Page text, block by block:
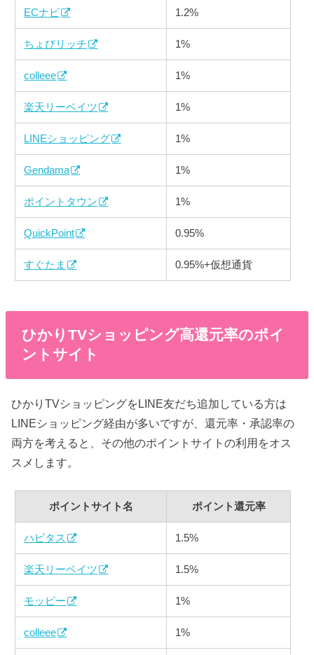
ECナビ 1.2%
ちょびリッチ 1%
colleee 1%
楽天リーベイツ 1%
LINEショッピング 1%
Gendama 1%
ポイントタウン 1%
QuickPoint 0.95%
すぐたま 0.95%+仮想通貨
ひかりTVショッピング高還元率のポイ
ントサイト
ひかりTVショッピングをLINE友だち追加している方は
LINEショッピング経由が多いですが、還元率・承認率の
両方を考えると、その他のポイントサイトの利用をオス
スメします。
ポイントサイト名 ポイント還元率
ハピタス 1.5%
楽天リーベイツ 1.5%
モッピー 1%
colleee 1%